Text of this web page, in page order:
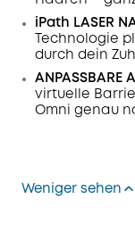
iPath LASER
Technologie
durch dein
ANPASSBARE
virtuelle
Omni genau
Weniger sehen